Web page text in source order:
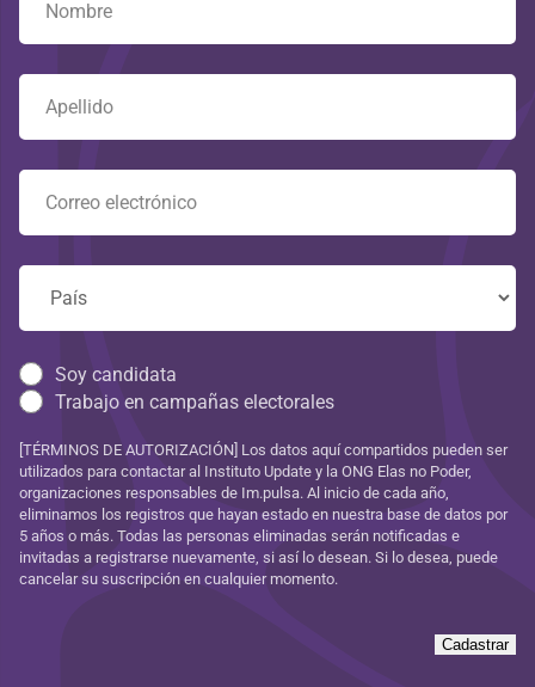
Soy candidata
Trabajo en campañas electorales
[TÉRMINOS DE AUTORIZACIÓN] Los datos aquí compartidos pueden ser
utilizados para contactar al Instituto Update y la ONG Elas no Poder,
organizaciones responsables de Im.pulsa. Al inicio de cada año,
eliminamos los registros que hayan estado en nuestra base de datos por
5 años o más. Todas las personas eliminadas serán notificadas e
invitadas a registrarse nuevamente, si así lo desean. Si lo desea, puede
cancelar su suscripción en cualquier momento.
Cadastrar